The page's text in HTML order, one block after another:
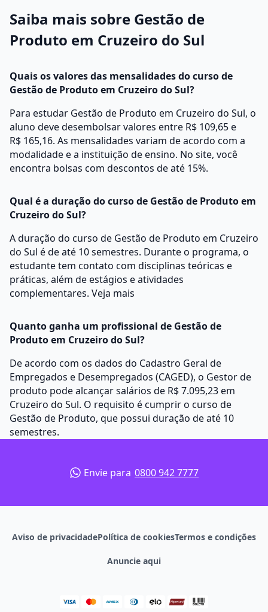
Saiba mais sobre Gestão de
Produto em Cruzeiro do Sul
Quais os valores das mensalidades do curso de
Gestão de Produto em Cruzeiro do Sul?
Para estudar Gestão de Produto em Cruzeiro do Sul, o
aluno deve desembolsar valores entre R$ 109,65 e
R$ 165,16. As mensalidades variam de acordo com a
modalidade e a instituição de ensino. No site, você
encontra bolsas com descontos de até 15%.
Qual é a duração do curso de Gestão de Produto em
Cruzeiro do Sul?
A duração do curso de Gestão de Produto em Cruzeiro
do Sul é de até 10 semestres. Durante o programa, o
estudante tem contato com disciplinas teóricas e
práticas, além de estágios e atividades
complementares. Veja mais
Quanto ganha um profissional de Gestão de
Produto em Cruzeiro do Sul?
De acordo com os dados do Cadastro Geral de
Empregados e Desempregados (CAGED), o Gestor de
produto pode alcançar salários de R$ 7.095,23 em
Cruzeiro do Sul. O requisito é cumprir o curso de
Gestão de Produto, que possui duração de até 10
semestres.
Envie para 0800 942 7777
Aviso de privacidadePolítica de cookiesTermos e condições
Anuncie aqui